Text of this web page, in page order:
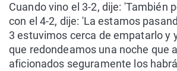
Cuando vino el 3-2, dije: 'También
con el 4-2, dije: 'La estamos
3 estuvimos cerca de empatarlo y
que redondeamos una noche que
aficionados seguramente los